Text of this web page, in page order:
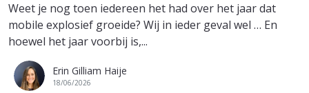
Weet je nog toen iedereen het had over het jaar dat
mobile explosief groeide? Wij in ieder geval wel … En
hoewel het jaar voorbij is,...
Erin Gilliam Haije
18/06/2026